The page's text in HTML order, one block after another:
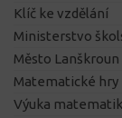
Klíč ke vzdělání
Ministerstvo
Město Lanškroun
Matematické hry
Výuka